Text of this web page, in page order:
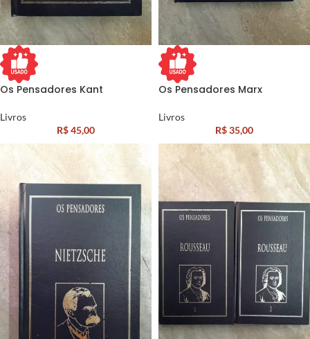
Os Pensadores Kant
Livros
R$45,00
Os Pensadores Marx
Livros
R$35,00